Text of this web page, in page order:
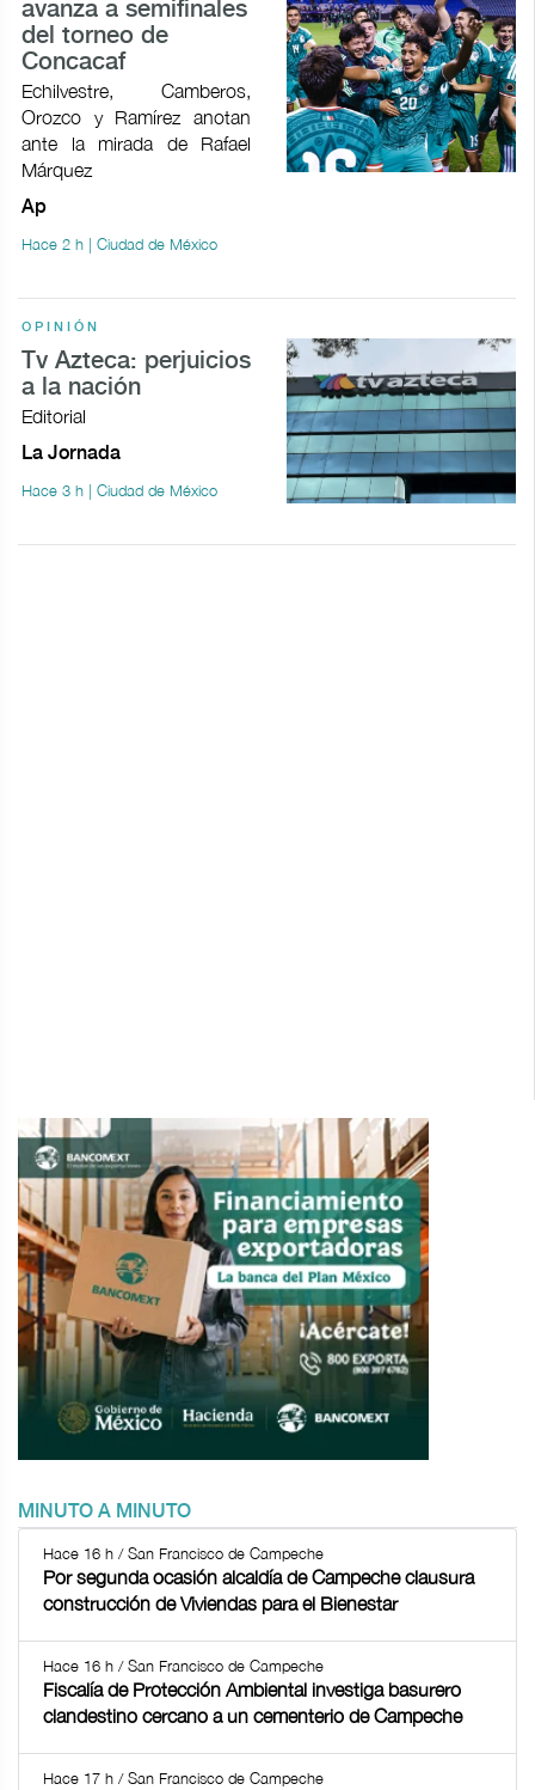
avanza a semifinales
del torneo de
Concacaf
Echilvestre, Camberos,
Orozco y Ramírez anotan
ante la mirada de Rafael
Márquez
Ap
Hace 2 h | Ciudad de México
OPINIÓN
Tv Azteca: perjuicios
a la nación
Editorial
La Jornada
Hace 3 h | Ciudad de México
MINUTO A MINUTO
Hace 16 h / San Francisco de Campeche
Por segunda ocasión alcaldía de Campeche clausura
construcción de Viviendas para el Bienestar
Hace 16 h / San Francisco de Campeche
Fiscalía de Protección Ambiental investiga basurero
clandestino cercano a un cementerio de Campeche
Hace 17 h / San Francisco de Campeche